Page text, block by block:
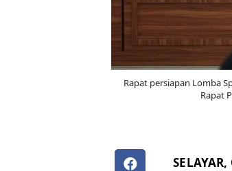
Rapat persiapan Lomba
Rapat